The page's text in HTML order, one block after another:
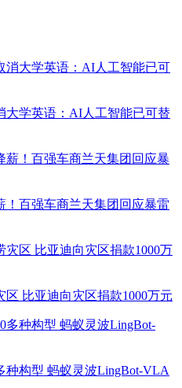
大学英语：AI人工智能已可替
！百强车商兰天集团回应暴雷
比亚迪向灾区捐款1000万元
种构型 蚂蚁灵波LingBot-VLA